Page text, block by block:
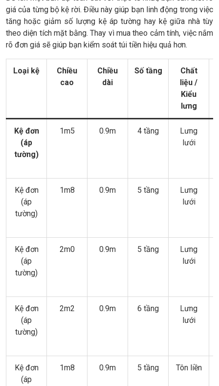
giá của từng bộ kệ rời. Điều này giúp bạn linh động trong việc
tăng hoặc giảm số lượng kệ áp tường hay kệ giữa nhà tùy
theo diện tích mặt bằng. Thay vì mua theo cảm tính, việc nắm
rõ đơn giá sẽ giúp bạn kiểm soát túi tiền hiệu quả hơn.
Loại kệ
Chiều
cao
Chiều
dài
Số tầng
Chất
liệu /
Kiểu
lưng
Kệ đơn
(áp
tường)
1m5 0.9m 4 tầng
Lưng
lưới
Kệ đơn
(áp
tường)
1m8 0.9m 5 tầng
Lưng
lưới
Kệ đơn
(áp
tường)
2m0 0.9m 5 tầng
Lưng
lưới
Kệ đơn
(áp
tường)
2m2 0.9m 6 tầng
Lưng
lưới
Kệ đơn
(áp
1m8 0.9m 5 tầng Tôn liền